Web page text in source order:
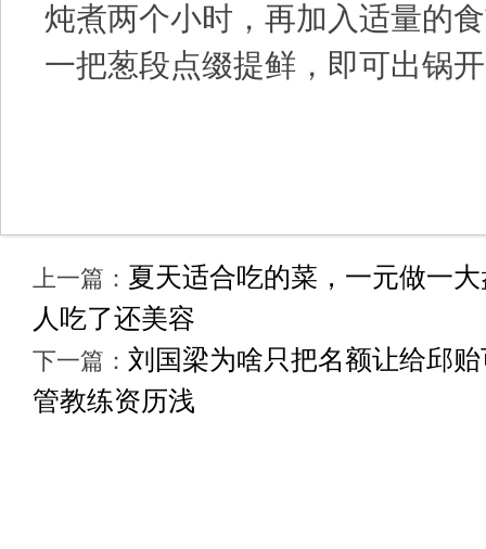
炖煮两个小时，再加入适量的
一把葱段点缀提鲜，即可出锅
上一篇： 夏天适合吃的菜，一元做一
人吃了还美容
下一篇： 刘国梁为啥只把名额让给邱
管教练资历浅